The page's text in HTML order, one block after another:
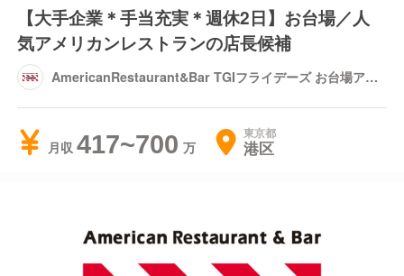
【大手企業＊手当充実＊週休2日】お台場／人
気アメリカンレストランの店長候補
AmericanRestaurant&Bar TGIフライデーズ お台場アク
月収 417~700 東京都
港区